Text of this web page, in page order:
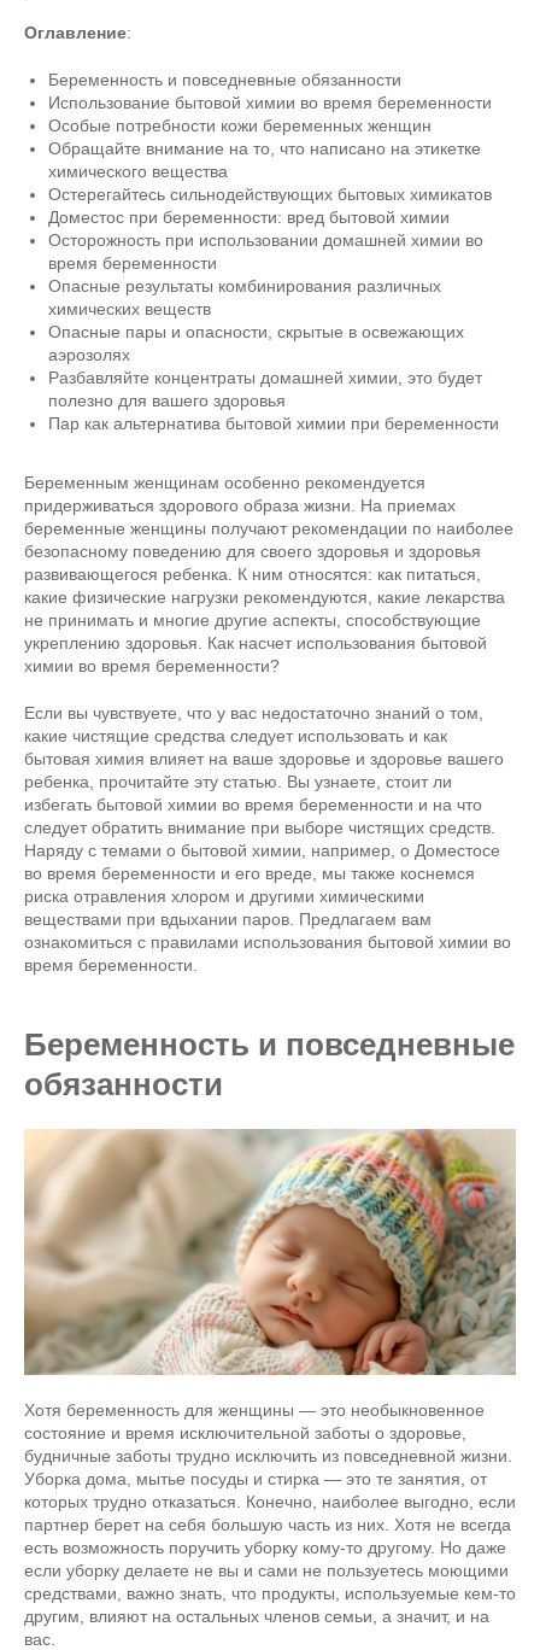
Оглавление:
Беременность и повседневные обязанности
Использование бытовой химии во время беременности
Особые потребности кожи беременных женщин
Обращайте внимание на то, что написано на этикетке
химического вещества
Остерегайтесь сильнодействующих бытовых химикатов
Доместос при беременности: вред бытовой химии
Осторожность при использовании домашней химии во
время беременности
Опасные результаты комбинирования различных
химических веществ
Опасные пары и опасности, скрытые в освежающих
аэрозолях
Разбавляйте концентраты домашней химии, это будет
полезно для вашего здоровья
Пар как альтернатива бытовой химии при беременности
Беременным женщинам особенно рекомендуется
придерживаться здорового образа жизни. На приемах
беременные женщины получают рекомендации по наиболее
безопасному поведению для своего здоровья и здоровья
развивающегося ребенка. К ним относятся: как питаться,
какие физические нагрузки рекомендуются, какие лекарства
не принимать и многие другие аспекты, способствующие
укреплению здоровья. Как насчет использования бытовой
химии во время беременности?
Если вы чувствуете, что у вас недостаточно знаний о том,
какие чистящие средства следует использовать и как
бытовая химия влияет на ваше здоровье и здоровье вашего
ребенка, прочитайте эту статью. Вы узнаете, стоит ли
избегать бытовой химии во время беременности и на что
следует обратить внимание при выборе чистящих средств.
Наряду с темами о бытовой химии, например, о Доместосе
во время беременности и его вреде, мы также коснемся
риска отравления хлором и другими химическими
веществами при вдыхании паров. Предлагаем вам
ознакомиться с правилами использования бытовой химии во
время беременности.
Беременность и повседневные
обязанности
Хотя беременность для женщины — это необыкновенное
состояние и время исключительной заботы о здоровье,
будничные заботы трудно исключить из повседневной жизни.
Уборка дома, мытье посуды и стирка — это те занятия, от
которых трудно отказаться. Конечно, наиболее выгодно, если
партнер берет на себя большую часть из них. Хотя не всегда
есть возможность поручить уборку кому-то другому. Но даже
если уборку делаете не вы и сами не пользуетесь моющими
средствами, важно знать, что продукты, используемые кем-то
другим, влияют на остальных членов семьи, а значит, и на
вас.